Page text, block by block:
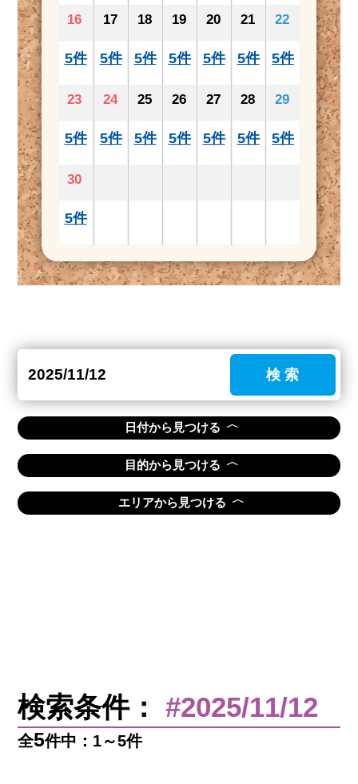
16
5件
17
5件
18
5件
19
5件
20
5件
21
5件
22
5件
23
5件
24
5件
25
5件
26
5件
27
5件
28
5件
29
5件
30
5件
検 索
日付から見つける 〈
目的から見つける 〈
エリアから見つける 〈
検索条件：#2025/11/12
全5件中：1～5件